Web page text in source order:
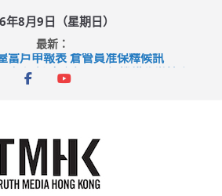
年8月9日（星期日）
最新：
富戶申報表 倉管員准保釋候訊